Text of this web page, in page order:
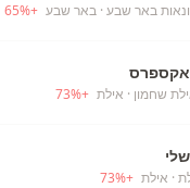
באר שבע · באר שבע +
65%
שחמון · אילת +
73%
· אילת +
73%